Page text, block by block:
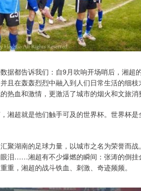
据都告诉我们：自9月吹响开场哨后，湘超
且在轰轰烈烈中融入到人们日常生活的细
血和激情，更激活了城市的烟火和文旅消
湘超就是他们触手可及的世界杯。世界杯
聚湖南的足球力量，以城市之名为荣誉而
泪……湘超有不少爆燃的瞬间：张涛的倒
，湘超的战斗铁血、刺激、奇迹频频。